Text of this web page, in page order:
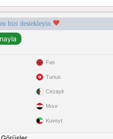
bizi destekleyin
Fas
Tunus
Cezayir
Mısır
Kuveyt